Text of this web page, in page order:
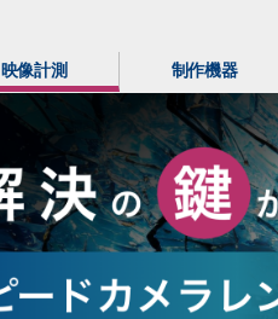
映像計測 制作機器